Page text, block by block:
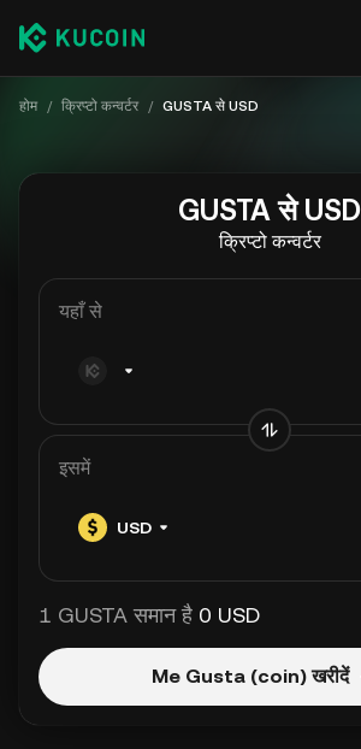
होम / क्रिप्टो कन्वर्टर / GUSTA से USD
GUSTA से USD
क्रिप्टो कन्वर्टर
यहाँ से
इसमें
USD
1 GUSTA समान है 0 USD
Me Gusta (coin) खरीदें